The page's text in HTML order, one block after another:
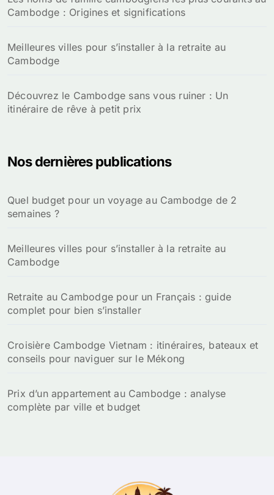
Cambodge : Origines et significations
Meilleures villes pour s’installer à la retraite au
Cambodge
Découvrez le Cambodge sans vous ruiner : Un
itinéraire de rêve à petit prix
Nos dernières publications
Quel budget pour un voyage au Cambodge de 2
semaines ?
Meilleures villes pour s’installer à la retraite au
Cambodge
Retraite au Cambodge pour un Français : guide
complet pour bien s’installer
Croisière Cambodge Vietnam : itinéraires, bateaux et
conseils pour naviguer sur le Mékong
Prix d’un appartement au Cambodge : analyse
complète par ville et budget